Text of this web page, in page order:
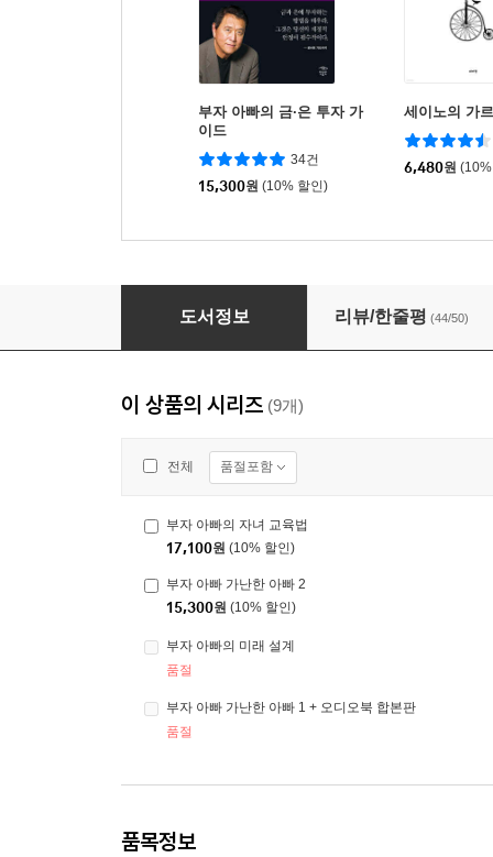
부자 아빠의 금·은 투자 가
이드
34건
15,300원 (10% 할인)
세이노의 가
6,480원
부자 아빠의 투자 가이드
도서정보 리뷰/한줄평 (44/50)
이 상품의 시리즈 (9개)
전체 품절포함
부자 아빠의 자녀 교육법
17,100원 (10% 할인)
부자 아빠 가난한 아빠 2
15,300원 (10% 할인)
부자 아빠의 미래 설계
품절
부자 아빠 가난한 아빠 1 + 오디오북 합본판
품절
품목정보